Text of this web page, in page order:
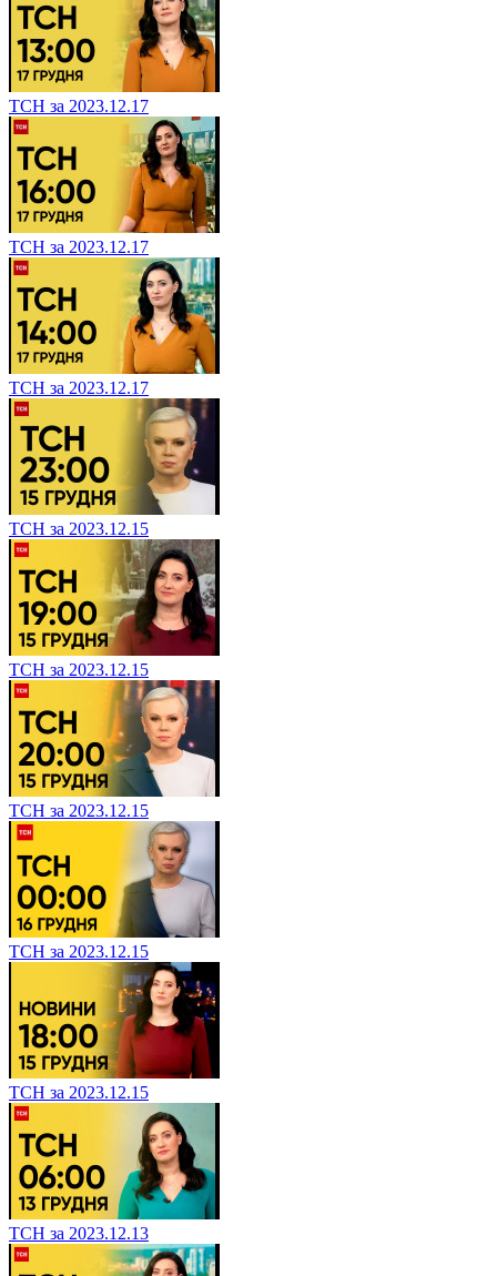
ТСН за 2023.12.17
ТСН за 2023.12.17
ТСН за 2023.12.17
ТСН за 2023.12.15
ТСН за 2023.12.15
ТСН за 2023.12.15
ТСН за 2023.12.15
ТСН за 2023.12.15
ТСН за 2023.12.13